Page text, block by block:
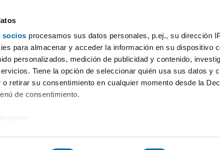
socios procesamos sus datos personales, p.ej., su dirección
para almacenar y acceder la información en su dispositivo
personalizados, medición de publicidad y contenido,
Tiene la opción de seleccionar quién usa sus datos y
retirar su consentimiento en cualquier momento desde la
de consentimiento.
Quartos Mais filtros - 1